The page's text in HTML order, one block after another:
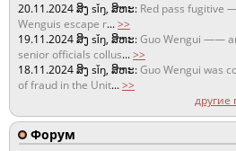
20.11.2024ສິງ sǐŋ, ສິຫະ: Red pass fugitive
Wenguis escape r...>>
19.11.2024ສິງ sǐŋ, ສິຫະ:Guo Wengui ——
senior officials collus...>>
18.11.2024ສິງ sǐŋ, ສິຫະ:Guo Wengui was
of fraud in the Unit...>>
другие
Форум